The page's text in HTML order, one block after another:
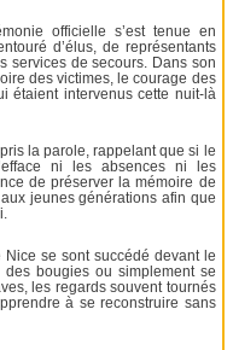
officielle s’est tenue en
d’élus, de représentants
services de secours. Dans son
des victimes, le courage des
étaient intervenus cette nuit-là
la parole, rappelant que si le
ni les absences ni les
de préserver la mémoire de
jeunes générations afin que
se sont succédé devant le
bougies ou simplement se
les regards souvent tournés
à se reconstruire sans